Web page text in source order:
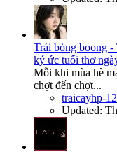
Trái bòng boong -
ký ức tuổi thơ
Mỗi khi mùa hè
chợt đến chợt...
traicayhp-12
Updated: